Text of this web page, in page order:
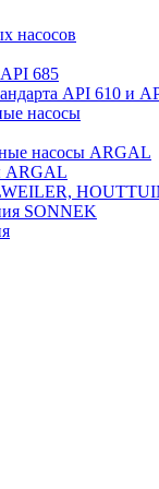
насосов
685
API 610 и
насосы
насосы ARGAL
ARGAL
SONNEK